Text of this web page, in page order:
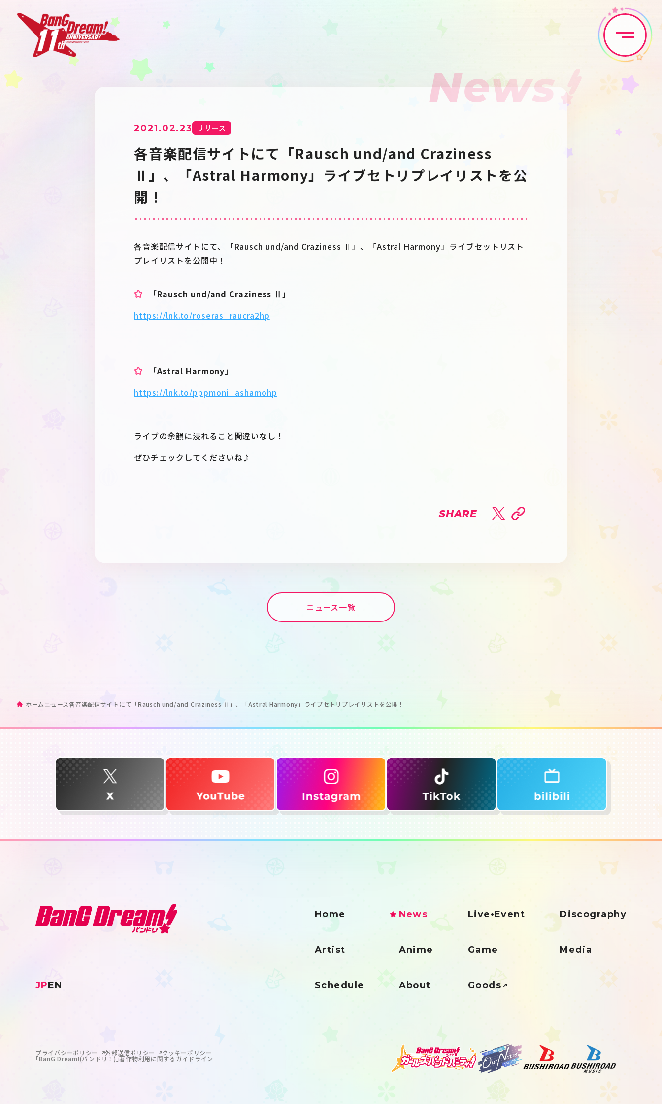
Home News
Artist Anime
News
2021.02.23 リリース
各音楽配信サイトにて「Rausch und/and Craziness
Ⅱ」、「Astral Harmony」ライブセトリプレイリストを公
開！
各音楽配信サイトにて、「Rausch und/and Craziness Ⅱ」、「Astral Harmony」ライブセットリスト
プレイリストを公開中！
「Rausch und/and Craziness Ⅱ」
https://lnk.to/roseras_raucra2hp
「Astral Harmony」
https://lnk.to/pppmoni_ashamohp
ライブの余韻に浸れること間違いなし！
ぜひチェックしてくださいね♪
SHARE
ニュース一覧
ホームニュース各音楽配信サイトにて「Rausch und/and Craziness Ⅱ」、「Astral Harmony」ライブセトリプレイリストを公開！
Home News Live•Event Discography
Artist Anime Game Media
Schedule About Goods
JPEN
プライバシーポリシー 外部送信ポリシー クッキーポリシー
｢BanG Dream!(バンドリ！)｣著作物利用に関するガイドライン